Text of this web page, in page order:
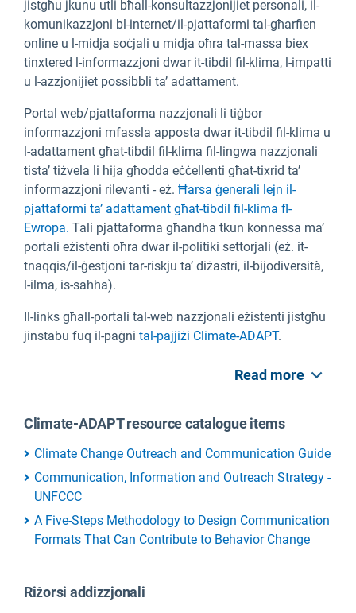
jistgħu jkunu utli bħall-konsultazzjonijiet personali, il-
komunikazzjoni bl-internet/il-pjattaformi tal-għarfien
online u l-midja soċjali u midja oħra tal-massa biex
tinxtered l-informazzjoni dwar it-tibdil fil-klima, l-impatti
u l-azzjonijiet possibbli ta’ adattament.
Portal web/pjattaforma nazzjonali li tiġbor
informazzjoni mfassla apposta dwar it-tibdil fil-klima u
l-adattament għat-tibdil fil-klima fil-lingwa nazzjonali
tista’ tiżvela li hija għodda eċċellenti għat-tixrid ta’
informazzjoni rilevanti - eż. Ħarsa ġenerali lejn il-
pjattaformi ta’ adattament għat-tibdil fil-klima fl-
Ewropa. Tali pjattaforma għandha tkun konnessa ma’
portali eżistenti oħra dwar il-politiki settorjali (eż. it-
tnaqqis/il-ġestjoni tar-riskju ta’ diżastri, il-bijodiversità,
l-ilma, is-saħħa).
Il-links għall-portali tal-web nazzjonali eżistenti jistgħu
jinstabu fuq il-paġni tal-pajjiżi Climate-ADAPT.
Read more
Climate-ADAPT resource catalogue items
Climate Change Outreach and Communication Guide
Communication, Information and Outreach Strategy -
UNFCCC
A Five-Steps Methodology to Design Communication
Formats That Can Contribute to Behavior Change
Riżorsi addizzjonali